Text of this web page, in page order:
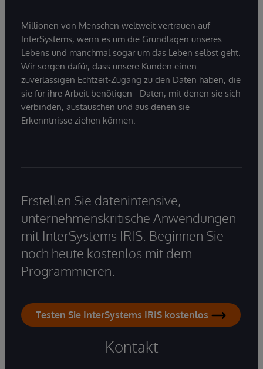
Millionen von Menschen weltweit vertrauen auf
InterSystems, wenn es um die Grundlagen unseres
Lebens und manchmal sogar um das Leben selbst geht.
Wir sorgen dafür, dass unsere Kunden einen
zuverlässigen Echtzeit-Zugang zu den Daten haben, die
sie für ihre Arbeit benötigen - Daten, mit denen sie sich
verbinden, austauschen und aus denen sie
Erkenntnisse ziehen können.
Erstellen Sie datenintensive,
unternehmenskritische Anwendungen
mit InterSystems IRIS. Beginnen Sie
noch heute kostenlos mit dem
Programmieren.
Testen Sie InterSystems IRIS kostenlos
Kontakt